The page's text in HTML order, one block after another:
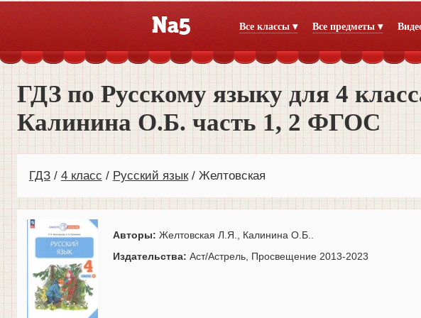
Все классы ▾ Все предметы ▾
ГДЗ по Русскому языку для 4
Калинина О.Б. часть 1, 2 ФГОС
ГДЗ 4 класс Русский язык Желтовская
Авторы: Желтовская Л.Я., Калинина О.Б..
Издательства: Аст/Астрель, Просвещение 2013-2023